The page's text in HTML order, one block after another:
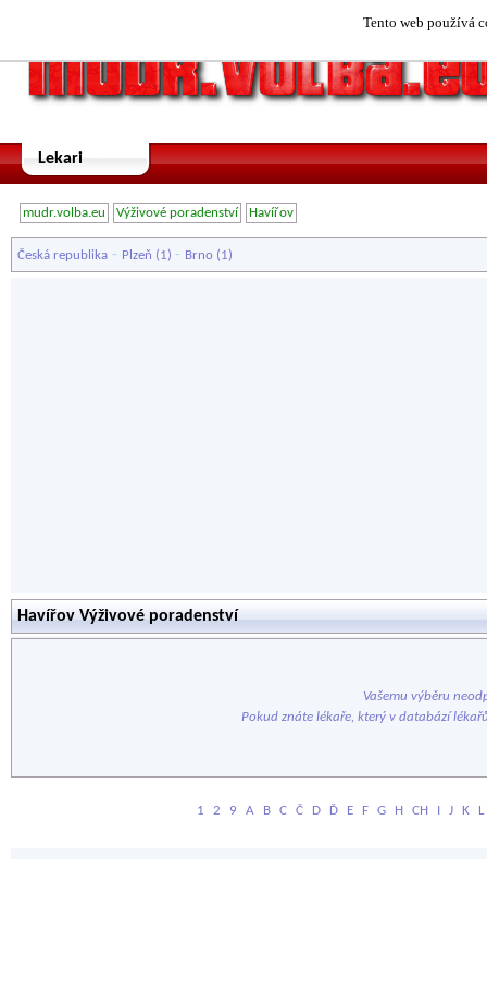
Tento web používá
Lekari
mudr.volba.eu Výživové poradenství Havířov
Česká republika - Plzeň (1) - Brno (1)
Havířov Výživové poradenství
Vašemu výběru
Pokud znáte lékaře, který v databází
1 2 9 A B C Č D Ď E F G H CH I J K L